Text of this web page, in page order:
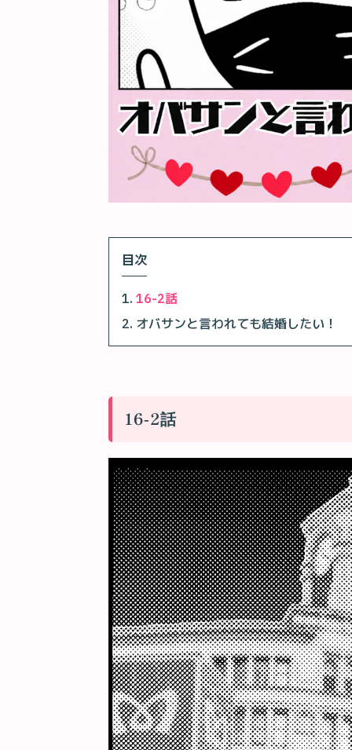
目次
16-2話
オバサンと言われても結婚したい！
16-2話